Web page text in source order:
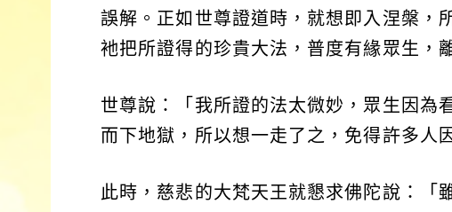
誤解。正如世尊證道時，就想即入涅槃，
衪把所證得的珍貴大法，普度有緣眾生，
世尊說：「我所證的法太微妙，眾生因為
而下地獄，所以想一走了之，免得許多人
此時，慈悲的大梵天王就懇求佛陀說：「